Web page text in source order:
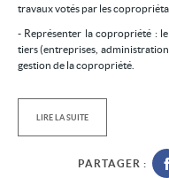
travaux votés par les
- Représenter la copropriété :
tiers (entreprises,
gestion de la copropriété.
LIRE LA SUITE
PARTAGER :